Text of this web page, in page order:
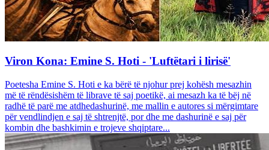
Viron Kona: Emine S. Hoti - 'Luftëtari i lirisë'
Poetesha Emine S. Hoti e ka bërë të njohur prej kohësh mesazhin
më të rëndësishëm të librave të saj poetikë, ai mesazh ka të bëj në
radhë të parë me atdhedashurinë, me mallin e autores si mërgimtare
për vendlindjen e saj të shtrenjtë, por dhe me dashurinë e saj për
kombin dhe bashkimin e trojeve shqiptare...